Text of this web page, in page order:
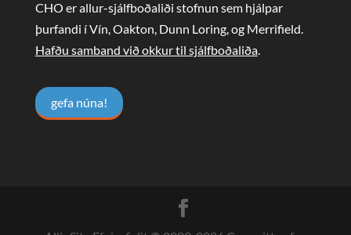
CHO er allur-sjálfboðaliði stofnun sem hjálpar
þurfandi í Vín, Oakton, Dunn Loring, og Merrifield.
Hafðu samband við okkur til sjálfboðaliða.
gefa núna!